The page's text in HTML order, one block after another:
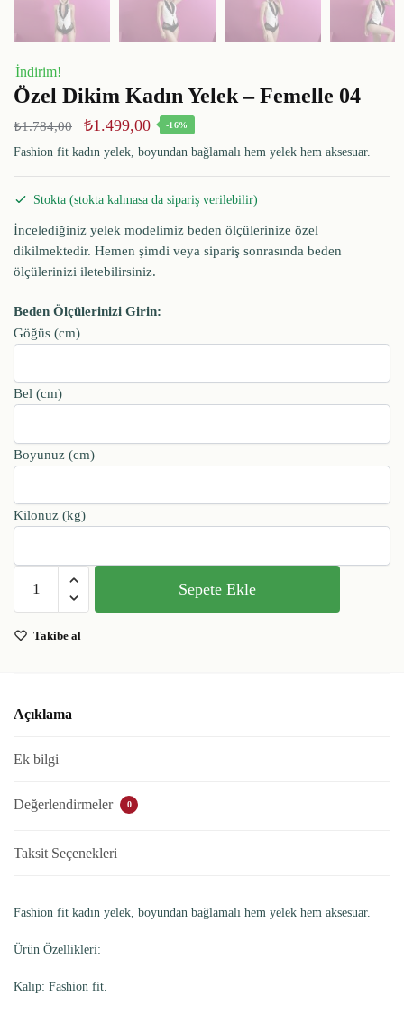
İndirim!
Özel Dikim Kadın Yelek – Femelle 04
₺1.784,00 ₺1.499,00 -16%
Fashion fit kadın yelek, boyundan bağlamalı hem yelek hem aksesuar.
Stokta (stokta kalmasa da sipariş verilebilir)
İncelediğiniz yelek modelimiz beden ölçülerinize özel
dikilmektedir. Hemen şimdi veya sipariş sonrasında beden
ölçülerinizi iletebilirsiniz.
Beden Ölçülerinizi Girin:
Göğüs (cm)
Bel (cm)
Boyunuz (cm)
Kilonuz (kg)
Sepete Ekle
Takibe al
Açıklama
Ek bilgi
Değerlendirmeler 0
Taksit Seçenekleri
Fashion fit kadın yelek, boyundan bağlamalı hem yelek hem aksesuar.
Ürün Özellikleri:
Kalıp: Fashion fit.